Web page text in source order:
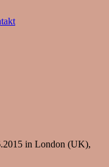
in London (UK),